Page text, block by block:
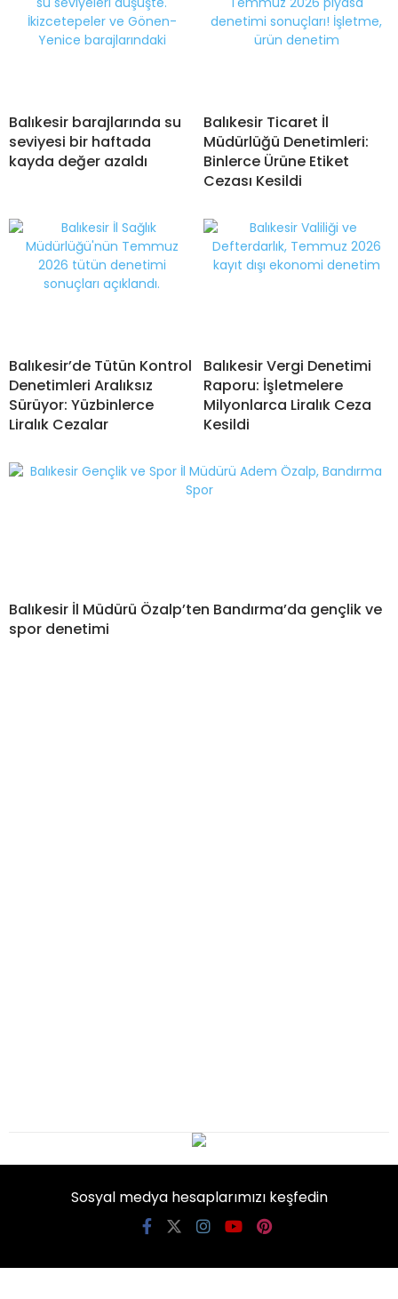
Balıkesir barajlarında su
seviyesi bir haftada
kayda değer azaldı
Balıkesir Ticaret İl
Müdürlüğü Denetimleri:
Binlerce Ürüne Etiket
Cezası Kesildi
Balıkesir’de Tütün Kontrol
Denetimleri Aralıksız
Sürüyor: Yüzbinlerce
Liralık Cezalar
Balıkesir Vergi Denetimi
Raporu: İşletmelere
Milyonlarca Liralık Ceza
Kesildi
Balıkesir İl Müdürü Özalp’ten Bandırma’da gençlik ve
spor denetimi
Sosyal medya hesaplarımızı keşfedin